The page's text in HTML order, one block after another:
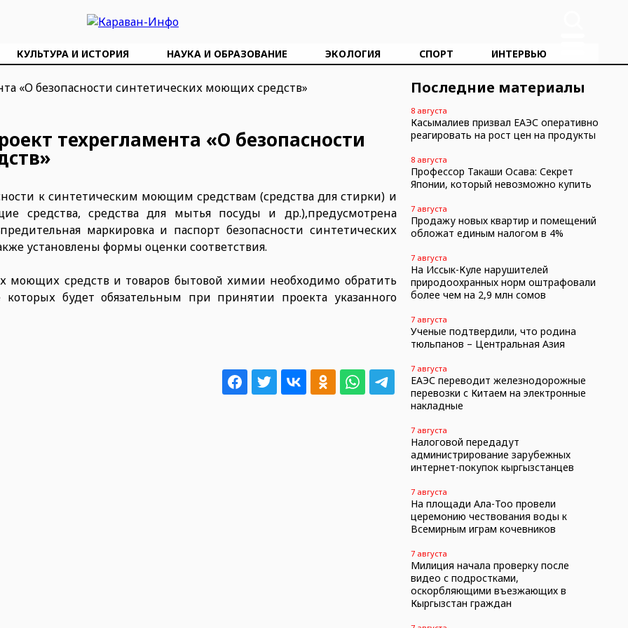
КУЛЬТУРА И ИСТОРИЯ НАУКА И ОБРАЗОВАНИЕ ЭКОЛОГИЯ СПОРТ ИНТЕРВЬЮ
техрегламента «О безопасности
к синтетическим моющим средствам (средства для стирки) и
средства, средства для мытья посуды и др.),предусмотрена
маркировка и паспорт безопасности синтетических
установлены формы оценки соответствия.
моющих средств и товаров бытовой химии необходимо обратить
будет обязательным при принятии проекта указанного
Последние материалы
8 августа
Касымалиев призвал ЕАЭС оперативно
реагировать на рост цен на продукты
8 августа
Профессор Такаши Осава: Секрет
Японии, который невозможно купить
7 августа
Продажу новых квартир и помещений
обложат единым налогом в 4%
7 августа
На Иссык-Куле нарушителей
природоохранных норм оштрафовали
более чем на 2,9 млн сомов
7 августа
Ученые подтвердили, что родина
тюльпанов – Центральная Азия
7 августа
ЕАЭС переводит железнодорожные
перевозки с Китаем на электронные
накладные
7 августа
Налоговой передадут
администрирование зарубежных
интернет-покупок кыргызстанцев
7 августа
На площади Ала-Тоо провели
церемонию чествования воды к
Всемирным играм кочевников
7 августа
Милиция начала проверку после
видео с подростками,
оскорбляющими въезжающих в
Кыргызстан граждан